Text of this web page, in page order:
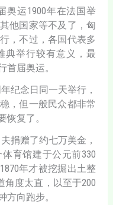
奥运1900年在法国举
他国家等不及了，匈
，不过，各国代表多
典举行较有意义，最
首届奥运。
纪念日同一天举行，
，但一般民众都非常
恢复了。
捐赠了约七万美金，
育馆建于公元前330
年才被挖掘出土整
角度太直，以至于200
方向跑步。